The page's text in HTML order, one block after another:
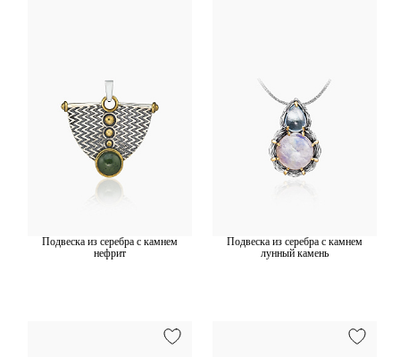
Подвеска из серебра с камнем
нефрит
Подвеска из серебра с камнем
лунный камень